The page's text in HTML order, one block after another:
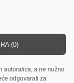
(0)
autora/ica, a ne nužno
odgovarati za